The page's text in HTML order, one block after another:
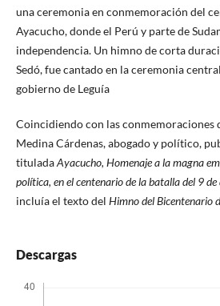
una ceremonia en conmemoración del
Ayacucho, donde el Perú y parte de
independencia. Un himno de corta
Sedó, fue cantado en la ceremonia
gobierno de Leguía
Coincidiendo con las conmemoraciones
Medina Cárdenas, abogado y político,
tituladaAyacucho, Homenaje a la magna
política, en el centenario de la batalla del 9
incluía el texto del Himno del Bicentenario
Descargas